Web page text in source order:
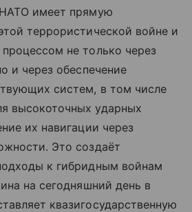
имеет прямую
террористической войне и
не только через
и через обеспечение
систем, в том числе
высокоточных ударных
их навигации через
Это создаёт
к гибридным войнам
на сегодняшний день в
квазигосударственную